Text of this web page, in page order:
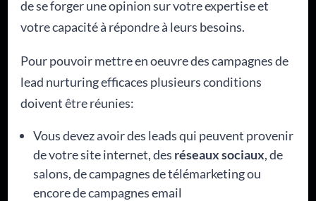
de se forger une opinion sur votre expertise et
votre capacité à répondre à leurs besoins.
Pour pouvoir mettre en oeuvre des campagnes de
lead nurturing efficaces plusieurs conditions
doivent être réunies:
Vous devez avoir des leads qui peuvent provenir
de votre site internet, des réseaux sociaux, de
salons, de campagnes de télémarketing ou
encore de campagnes email